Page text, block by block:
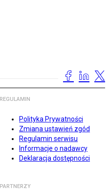
REGULAMIN
Polityka Prywatności
Zmiana ustawień zgód
Regulamin serwisu
Informacje o nadawcy
Deklaracja dostępności
PARTNERZY